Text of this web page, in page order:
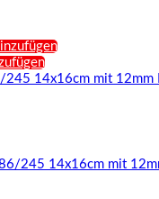
245 14x16cm mit 12mm